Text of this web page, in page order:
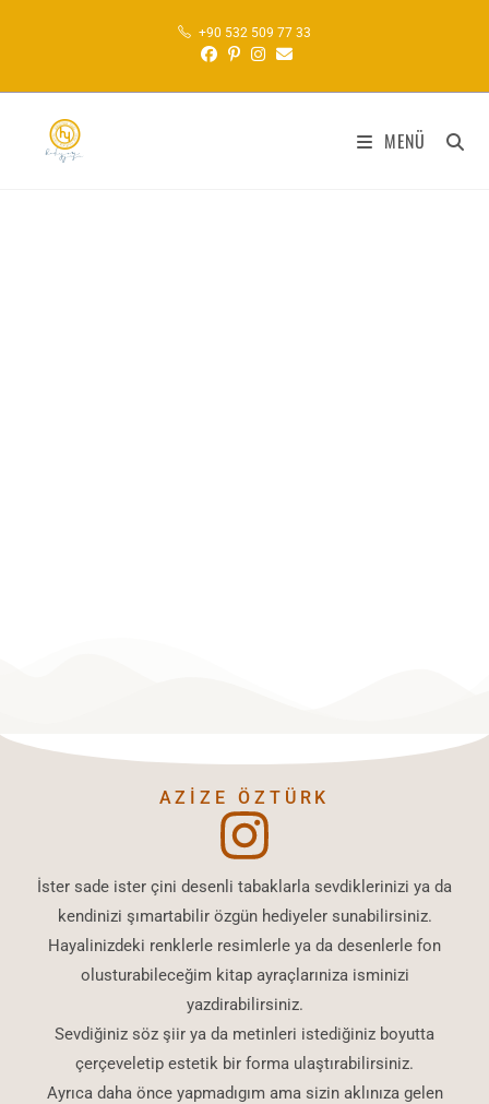
+90 532 509 77 33
MENÜ
AZIZE ÖZTÜRK
İster sade ister çini desenli tabaklarla sevdiklerinizi ya da
kendinizi şımartabilir özgün hediyeler sunabilirsiniz.
Hayalinizdeki renklerle resimlerle ya da desenlerle fon
olusturabileceğim kitap ayraçlarıniza isminizi
yazdirabilirsiniz.
Sevdiğiniz söz şiir ya da metinleri istediğiniz boyutta
çerçeveletip estetik bir forma ulaştırabilirsiniz.
Ayrıca daha önce yapmadıgım ama sizin aklınıza gelen